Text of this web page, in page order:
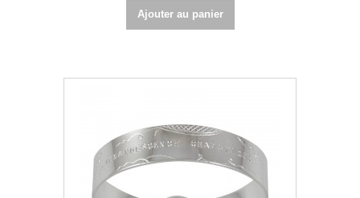
Ajouter au panier